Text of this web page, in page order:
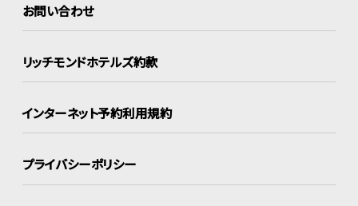
お問い合わせ
リッチモンドホテルズ約款
インターネット予約利用規約
プライバシーポリシー